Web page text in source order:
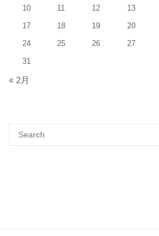
10
11 12 13
17
18 19 20
24
25 26 27
31
« 2月